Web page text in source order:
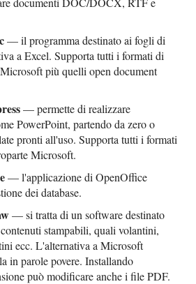
— il programma destinato ai fogli di
a Excel. Supporta tutti i formati di
più quelli open document
— permette di realizzare
PowerPoint, partendo da zero o
pronti all'uso. Supporta tutti i formati
Microsoft.
— l'applicazione di OpenOffice
dei database.
— si tratta di un software destinato
stampabili, quali volantini,
ecc. L'alternativa a Microsoft
in parole povere. Installando
può modificare anche i file PDF.